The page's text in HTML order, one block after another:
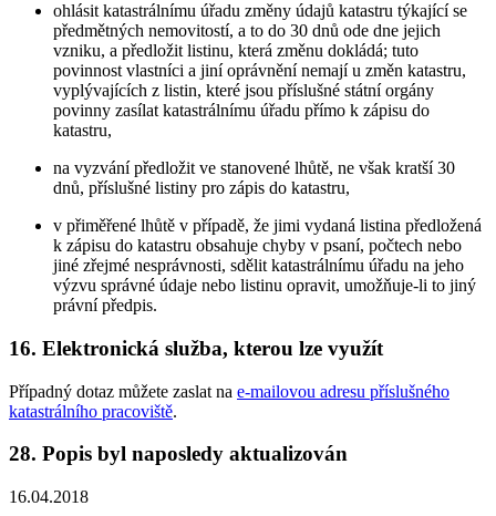
ohlásit katastrálnímu úřadu změny údajů katastru týkající se
předmětných nemovitostí, a to do 30 dnů ode dne jejich
vzniku, a předložit listinu, která změnu dokládá; tuto
povinnost vlastníci a jiní oprávnění nemají u změn katastru,
vyplývajících z listin, které jsou příslušné státní orgány
povinny zasílat katastrálnímu úřadu přímo k zápisu do
katastru,
na vyzvání předložit ve stanovené lhůtě, ne však kratší 30
dnů, příslušné listiny pro zápis do katastru,
v přiměřené lhůtě v případě, že jimi vydaná listina předložená
k zápisu do katastru obsahuje chyby v psaní, počtech nebo
jiné zřejmé nesprávnosti, sdělit katastrálnímu úřadu na jeho
výzvu správné údaje nebo listinu opravit, umožňuje-li to jiný
právní předpis.
16. Elektronická služba, kterou lze využít
Případný dotaz můžete zaslat na e-mailovou adresu příslušného
katastrálního pracoviště.
28. Popis byl naposledy aktualizován
16.04.2018